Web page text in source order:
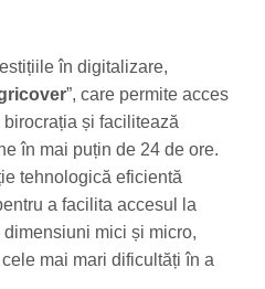
în digitalizare,
”, care permite acces
și facilitează
în mai puțin de 24 de ore.
tehnologică eficientă
a facilita accesul la
mici și micro,
mai mari dificultăți în a